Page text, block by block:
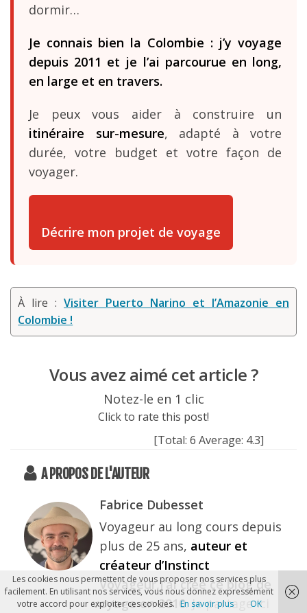
dormir…
Je connais bien la Colombie : j’y voyage
depuis 2011 et je l’ai parcourue en long,
en large et en travers.
Je peux vous aider à construire un
itinéraire sur-mesure, adapté à votre
durée, votre budget et votre façon de
voyager.
Décrire mon projet de voyage
À lire :Visiter Puerto Narino et l’Amazonie en
Colombie !
Vous avez aimé cet article ?
Notez-le en 1 clic
Click to rate this post!
[Total: 6 Average: 4.3]
A PROPOS DE L'AUTEUR
Fabrice Dubesset
Voyageur au long cours depuis
plus de 25 ans, auteur et
créateur d’Instinct
Voyageur,j’ai créé ce blog de
voyage en 2010. Je partage ici
Les cookies nous permettent de vous proposer nos services plus
facilement. En utilisant nos services, vous nous donnez expressément
votre accord pour exploiter ces cookies. En savoir plus OK